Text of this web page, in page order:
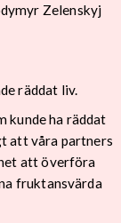
Zelenskyj
räddat liv.
kunde ha räddat
att våra partners
att överföra
fruktansvärda